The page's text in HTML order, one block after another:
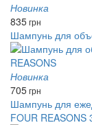
Новинка
835грн
Шампунь для
Новинка
705грн
Шампунь для
FOUR REASONS